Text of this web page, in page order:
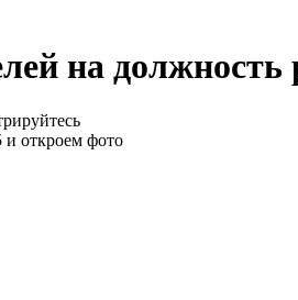
на
и откроем фото